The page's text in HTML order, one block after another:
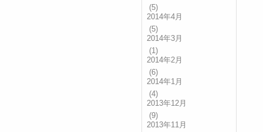
(5)
2014年4月
(5)
2014年3月
(1)
2014年2月
(6)
2014年1月
(4)
2013年12月
(9)
2013年11月